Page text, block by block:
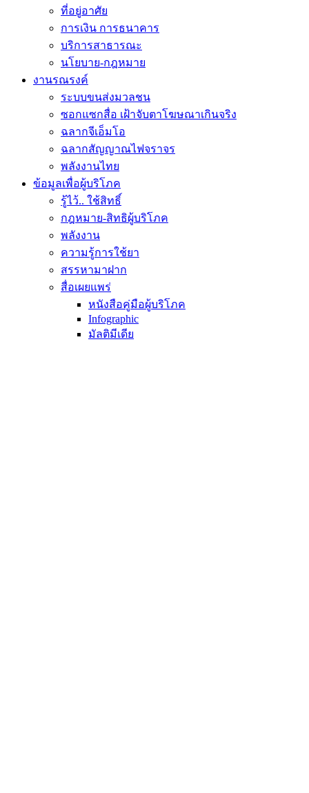
ที่อยู่อาศัย
การเงิน การธนาคาร
บริการสาธารณะ
นโยบาย-กฎหมาย
งานรณรงค์
ระบบขนส่งมวลชน
ซอกแซกสื่อ เฝ้าจับตาโฆษณาเกินจริง
ฉลากจีเอ็มโอ
ฉลากสัญญาณไฟจราจร
พลังงานไทย
ข้อมูลเพื่อผู้บริโภค
รู้ไว้.. ใช้สิทธิ์
กฎหมาย-สิทธิผู้บริโภค
พลังงาน
ความรู้การใช้ยา
สรรหามาฝาก
สื่อเผยแพร่
หนังสือคู่มือผู้บริโภค
Infographic
มัลติมีเดีย